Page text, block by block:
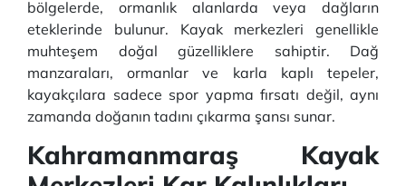
bölgelerde, ormanlık alanlarda veya dağların
eteklerinde bulunur. Kayak merkezleri genellikle
muhteşem doğal güzelliklere sahiptir. Dağ
manzaraları, ormanlar ve karla kaplı tepeler,
kayakçılara sadece spor yapma fırsatı değil, aynı
zamanda doğanın tadını çıkarma şansı sunar.
Kahramanmaraş Kayak